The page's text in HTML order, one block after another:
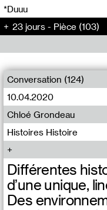
*Duuu
23 jours - Pièce (103)
Conversation (124)
10.04.2020
Histoires Histoire
Chloé Grondeau
Différentes
d’une unique,
Des
00
00